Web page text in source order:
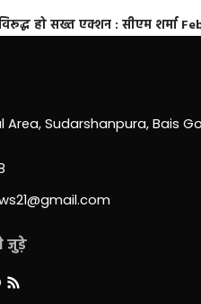
हो सख्त एक्शन : सीएम शर्मा
Area, Sudarshanpura, Bais
जुड़े